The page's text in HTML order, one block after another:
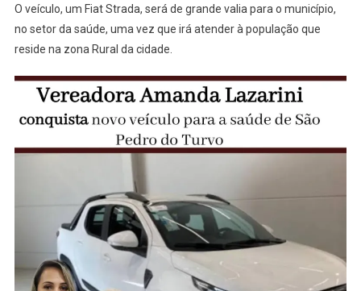
O veículo, um Fiat Strada, será de grande valia para o município,
no setor da saúde, uma vez que irá atender à população que
reside na zona Rural da cidade.